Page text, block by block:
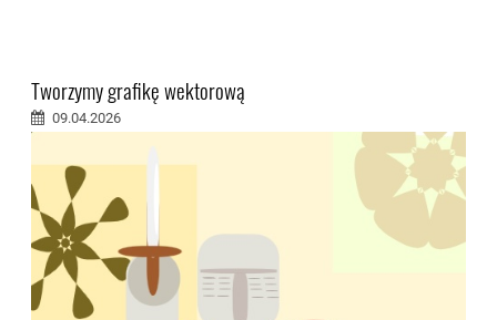
Tworzymy grafikę wektorową
09.04.2026